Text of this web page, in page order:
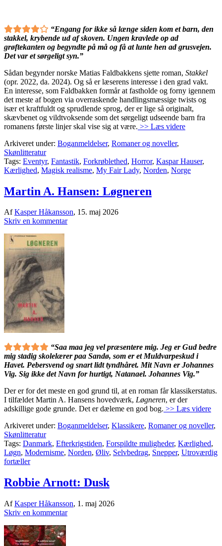
“Engang for ikke så længe siden kom et barn, den
stakkel, krybende ud af skoven. Ungen kravlede op ad
grøftekanten og begyndte på må og få at lunte hen ad grusvejen.
Det var et sørgeligt syn.”
Sådan begynder norske Matias Faldbakkens sjette roman, Stakkel
(opr. 2022, da. 2024). Og så er læserens interesse i den grad vakt.
En interesse, som Faldbakken formår at fastholde og forny igennem
det meste af bogen via overraskende handlingsmæssige twists og
især et kraftfuldt og sprudlende sprog, der er lige så originalt,
skævbenet og vildtvoksende som det sørgeligt udseende barn fra
romanens første linjer skal vise sig at være. >> Læs videre
Arkiveret under: Boganmeldelser, Romaner og noveller,
Skønlitteratur
Tags: Eventyr, Fantastik, Forkrøblethed, Horror, Kaspar Hauser,
Kærlighed, Magisk realisme, My Fair Lady, Norden, Norge
Martin A. Hansen: Løgneren
AfKasper Håkansson, 15. maj 2026
Skriv en kommentar
“Saa maa jeg vel præsentere mig. Jeg er Gud bedre
mig stadig skolelærer paa Sandø, som er et Muldvarpeskud i
Havet. Pebersvend og snart lidt tyndhåret. Mit Navn er Johannes
Vig. Sig ikke det Navn for hurtigt, Natanael. Johannes Vig.”
Der er for det meste en god grund til, at en roman får klassikerstatus.
I tilfældet Martin A. Hansens hovedværk, Løgneren, er der
adskillige gode grunde. Det er dæleme en god bog. >> Læs videre
Arkiveret under: Boganmeldelser, Klassikere, Romaner og noveller,
Skønlitteratur
Tags: Danmark, Efterkrigstiden, Forspildte muligheder, Kærlighed,
Løgn, Modernisme, Norden, Øliv, Selvbedrag, Snepper, Utroværdig
fortæller
Robbie Arnott: Dusk
AfKasper Håkansson, 1. maj 2026
Skriv en kommentar